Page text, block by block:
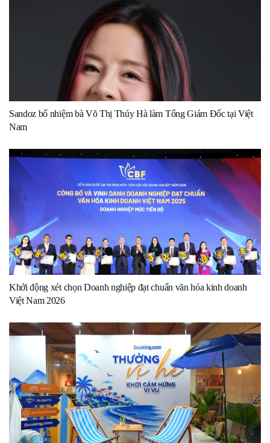
Sandoz bổ nhiệm bà Võ Thị Thúy Hà làm Tổng Giám Đốc tại Việt
Nam
Khởi động xét chọn Doanh nghiệp đạt chuẩn văn hóa kinh doanh
Việt Nam 2026